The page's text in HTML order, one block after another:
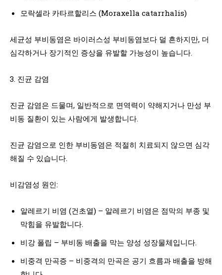
모락셀라 카타르할리스 (Moraxella catarrhalis)
세균성 부비동염은 바이러스성 부비동염보다 덜 흔하지만, 더
심각하거나 장기적인 증상을 유발할 가능성이 높습니다.
3. 진균 감염
진균 감염은 드물며, 일반적으로 면역력이 약해지거나 만성 부
비동 질환이 있는 사람에게 발생합니다.
진균 감염으로 인한 부비동염은 적절히 치료되지 않으면 심각
해질 수 있습니다.
비감염성 원인:
알레르기 비염 (건초열) – 알레르기 비염은 점막의 부종 및
막힘을 유발합니다.
비강 폴립 – 부비동 배출을 막는 양성 성장물체입니다.
비중격 만곡증 – 비중격의 만곡은 공기 흐름과 배출을 방해